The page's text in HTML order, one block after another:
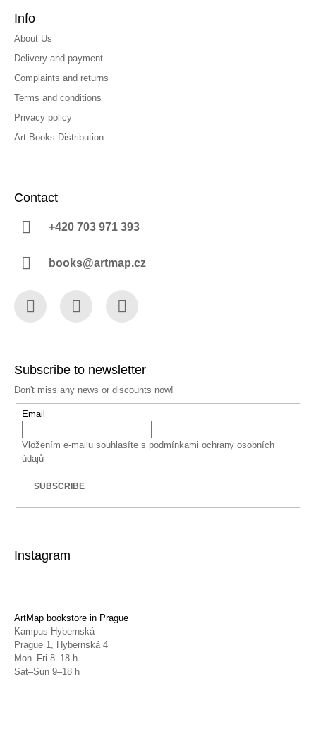
Info
About Us
Delivery and payment
Complaints and returns
Terms and conditions
Privacy policy
Art Books Distribution
Contact
+420 703 971 393
books@artmap.cz
Subscribe to newsletter
Don't miss any news or discounts now!
Email
Vložením e-mailu souhlasíte s podmínkami ochrany osobních
údajů
SUBSCRIBE
Instagram
ArtMap bookstore in Prague
Kampus Hybernská
Prague 1, Hybernská 4
Mon–Fri 8–18 h
Sat–Sun 9–18 h